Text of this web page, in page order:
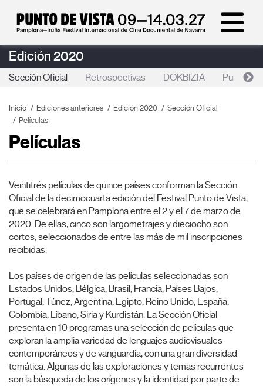
Edición 2020
Sección Oficial Retrospectivas DOKBIZIA Punto de
Inicio Ediciones anteriores Edición 2020
Sección Oficial
Películas
Películas
Veintitrés películas de quince países conforman la Sección
Oficial de la decimocuarta edición del Festival Punto de Vista,
que se celebrará en Pamplona entre el 2 y el 7 de marzo de
2020. De ellas, cinco son largometrajes y dieciocho son
cortos, seleccionados de entre las más de mil inscripciones
recibidas.
Los países de origen de las películas seleccionadas son
Estados Unidos, Bélgica, Brasil, Francia, Países Bajos,
Portugal, Túnez, Argentina, Egipto, Reino Unido, España,
Colombia, Líbano, Siria y Kurdistán. La Sección Oficial
presenta en 10 programas una selección de películas que
exploran la amplia variedad de lenguajes audiovisuales
contemporáneos y de vanguardia, con una gran diversidad
temática. Algunas de las exploraciones y temas recurrentes
son la búsqueda de los orígenes y la identidad por parte de